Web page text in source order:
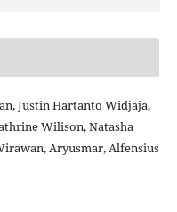
Justin Hartanto Widjaja,
Wilison, Natasha
Aryusmar, Alfensius